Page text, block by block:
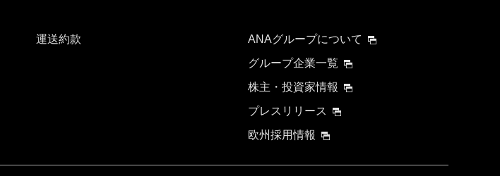
運送約款
ANAグループについて
グループ企業一覧
株主・投資家情報
プレスリリース
欧州採用情報